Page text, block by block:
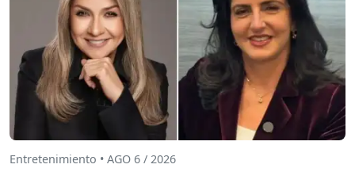
Entretenimiento • AGO 6 / 2026